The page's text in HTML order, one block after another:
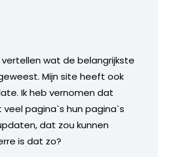
wat de belangrijkste
Mijn site heeft ook
Ik heb vernomen dat
pagina`s hun pagina`s
dat zou kunnen
is dat zo?